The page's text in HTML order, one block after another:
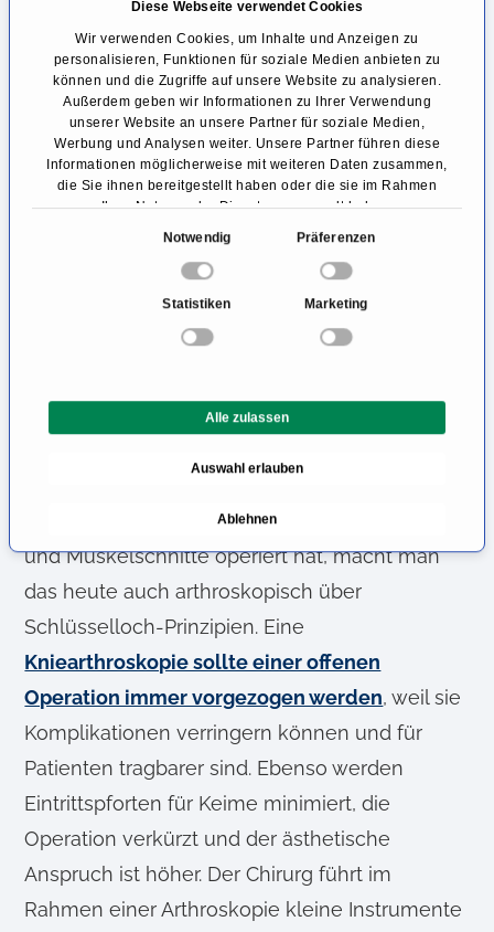
Diese Webseite verwendet Cookies
Wir verwenden Cookies, um Inhalte und Anzeigen zu
personalisieren, Funktionen für soziale Medien anbieten zu
können und die Zugriffe auf unsere Website zu analysieren.
Außerdem geben wir Informationen zu Ihrer Verwendung
unserer Website an unsere Partner für soziale Medien,
Werbung und Analysen weiter. Unsere Partner führen diese
Informationen möglicherweise mit weiteren Daten zusammen,
die Sie ihnen bereitgestellt haben oder die sie im Rahmen
Ihrer Nutzung der Dienste gesammelt haben.
s
s
w
h
l
Notwendig Präferenzen
Statistiken Marketing
Alle zulassen
Auswahl erlauben
Ablehnen
30 Minuten und erfolgt minimal-invasiv über
eine Arthroskopie. Nachdem sich die
Knorpelzellen unter Substitution spezieller
Wachstumsfaktoren vermehrt haben, werden
diese ebenfalls arthroskopisch auf den
defekten Knorpel aufgebracht. Bis sich der
neue Knorpel etabliert hat, kann etwa ein Jahr
vergehen. In dieser Zeit sollten
Durchblutung weiter anzuregen.
Kniegelenksarthroskopie
Während man früher meist offen über Haut-
und Muskelschnitte operiert hat, macht man
das heute auch arthroskopisch über
Schlüsselloch-Prinzipien. Eine
Kniearthroskopie sollte einer offenen
Operation immer vorgezogen werden, weil sie
Komplikationen verringern können und für
Patienten tragbarer sind. Ebenso werden
Eintrittspforten für Keime minimiert, die
Operation verkürzt und der ästhetische
Anspruch ist höher. Der Chirurg führt im
Rahmen einer Arthroskopie kleine Instrumente